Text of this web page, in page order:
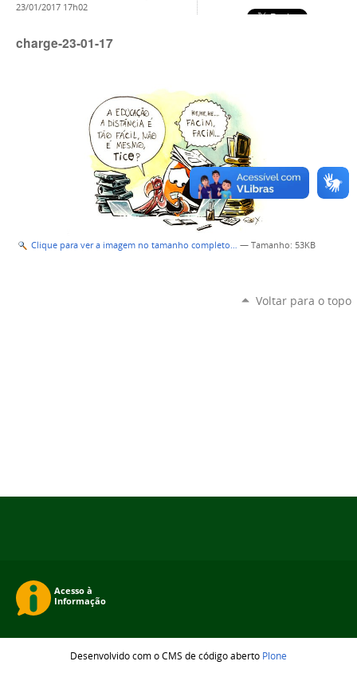
23/01/2017 17h02
charge-23-01-17
Clique para ver a imagem no tamanho completo… — Tamanho: 53KB
Voltar para o topo
Desenvolvido com o CMS de código aberto Plone